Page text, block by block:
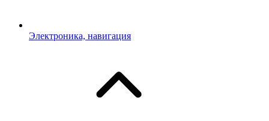
Электроника, навигация